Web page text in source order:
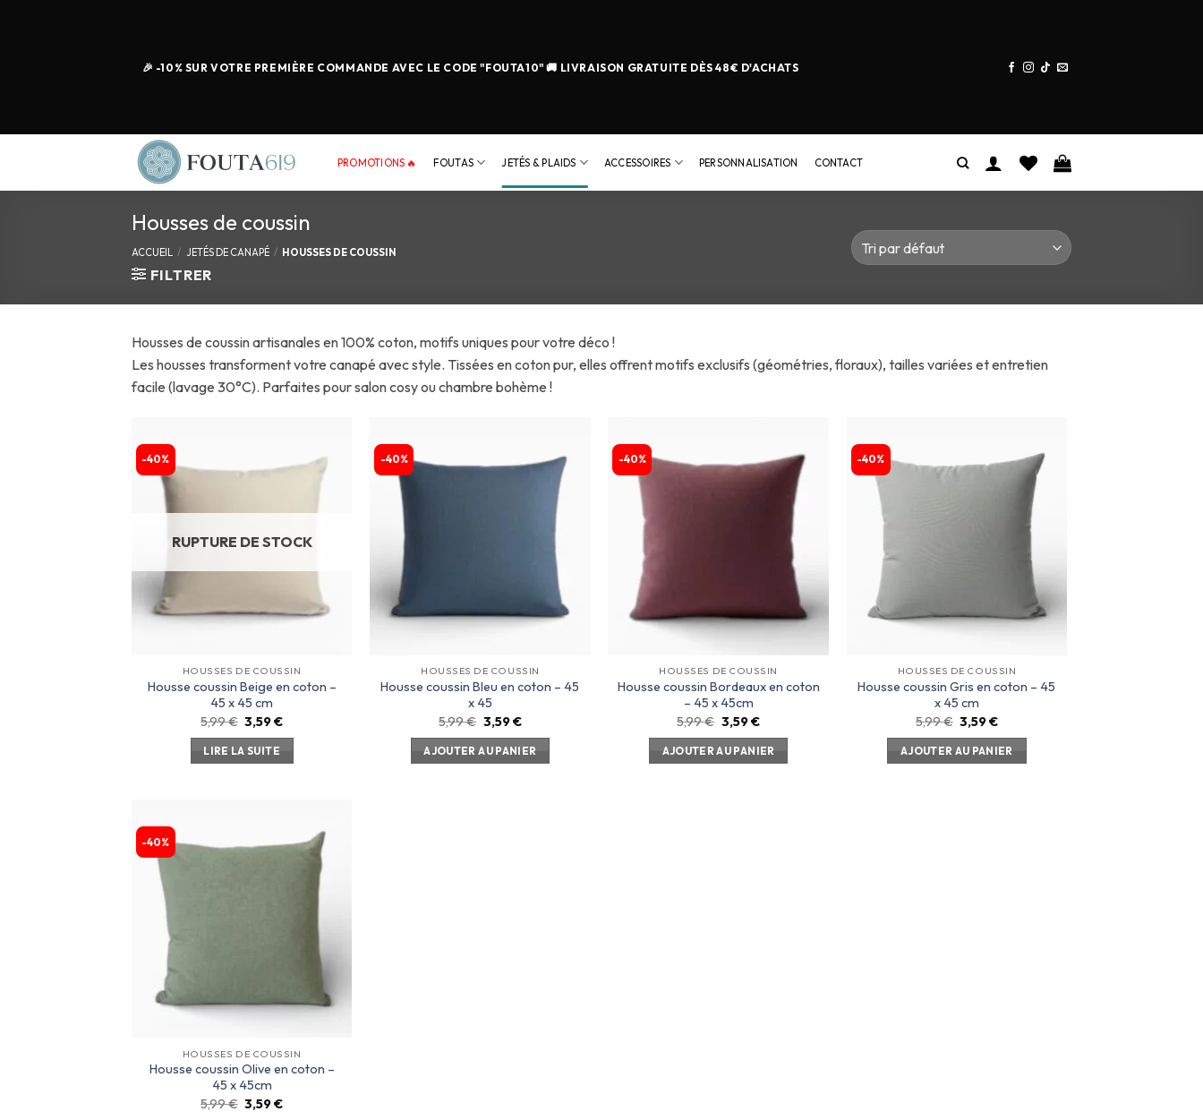
🎉 -10% SUR VOTRE PREMIÈRE COMMANDE AVEC LE CODE "FOUTA10" 🚚 LIVRAISON GRATUITE DÈS 48€ D'ACHATS
PROMOTIONS 🔥 FOUTAS JETÉS & PLAIDS ACCESSOIRES PERSONNALISATION CONTACT
Housses de coussin
ACCUEIL / JETÉS DE CANAPÉ / HOUSSES DE COUSSIN
FILTRER
Housses de coussin artisanales en 100% coton, motifs uniques pour votre déco !
Les housses transforment votre canapé avec style. Tissées en coton pur, elles offrent motifs exclusifs (géométries, floraux), tailles variées et entretien
facile (lavage 30°C). Parfaites pour salon cosy ou chambre bohème !
-40%
Ajouter
à la
RUPTURE DE STOCK
HOUSSES DE COUSSIN
Housse coussin Beige en coton –
45 x 45 cm
5,99€ 3,59€
LIRE LA SUITE
-40%
Ajouter
à la
liste
d’envies
HOUSSES DE COUSSIN
Housse coussin Bleu en coton – 45
x 45
5,99€ 3,59€
AJOUTER AU PANIER
-40%
Ajouter
à la
liste
d’envies
HOUSSES DE COUSSIN
Housse coussin Bordeaux en coton
– 45 x 45cm
5,99€ 3,59€
AJOUTER AU PANIER
-40%
Ajouter
à la
liste
d’envies
HOUSSES DE COUSSIN
Housse coussin Gris en coton – 45
x 45 cm
5,99€ 3,59€
AJOUTER AU PANIER
-40%
Ajouter
à la
liste
d’envies
HOUSSES DE COUSSIN
Housse coussin Olive en coton –
45 x 45cm
5,99€ 3,59€